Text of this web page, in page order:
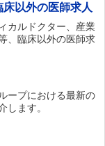
以外の医師求人
カルドクター、産業
、臨床以外の医師求
ープにおける最新の
します。